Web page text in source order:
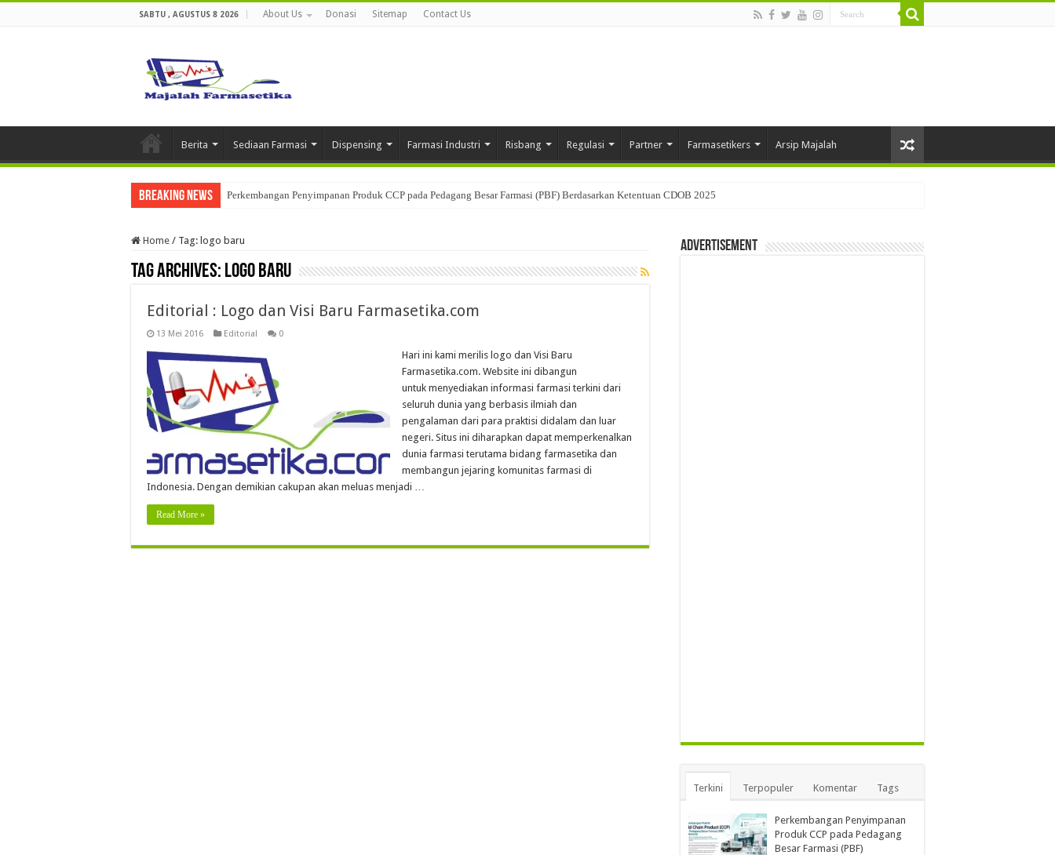
SABTU , AGUSTUS 8 2026 About Us Donasi Sitemap Contact Us
Berita Sediaan Farmasi Dispensing Farmasi Industri Risbang Regulasi Partner Farmasetikers Arsip Majalah
Breaking News Perkembangan Penyimpanan Produk CCP pada Pedagang Besar Farmasi (PBF) Berdasarkan Ketentuan CDOB 2025
Home / Tag: logo baru
Tag Archives: logo baru
Editorial : Logo dan Visi Baru Farmasetika.com
13 Mei 2016 Editorial 0
Hari ini kami merilis logo dan Visi Baru
Farmasetika.com. Website ini dibangun
untuk menyediakan informasi farmasi terkini dari
seluruh dunia yang berbasis ilmiah dan
pengalaman dari para praktisi didalam dan luar
negeri. Situs ini diharapkan dapat memperkenalkan
dunia farmasi terutama bidang farmasetika dan
membangun jejaring komunitas farmasi di
Indonesia. Dengan demikian cakupan akan meluas menjadi …
Read More »
Advertisement
Terkini Terpopuler Komentar Tags
Perkembangan Penyimpanan
Produk CCP pada Pedagang
Besar Farmasi (PBF)